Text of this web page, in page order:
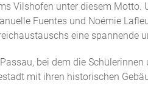
Vilshofen unter diesem
Fuentes und Noémie
eine spannende
bei dem die
mit ihren historischen